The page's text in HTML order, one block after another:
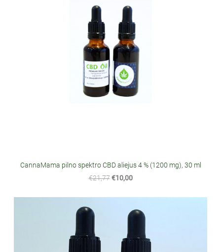
CannaMama pilno spektro CBD aliejus 4 % (1200 mg), 30 ml
€21,77 €10,00